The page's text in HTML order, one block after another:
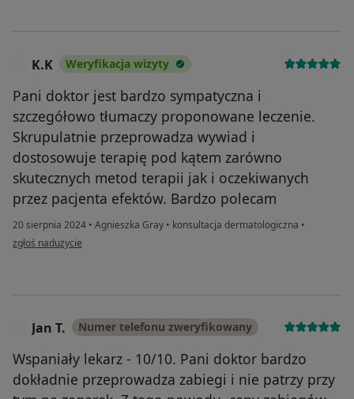
K.K Weryfikacja wizyty
Pani doktor jest bardzo sympatyczna i
szczegółowo tłumaczy proponowane leczenie.
Skrupulatnie przeprowadza wywiad i
dostosowuje terapię pod kątem zarówno
skutecznych metod terapii jak i oczekiwanych
przez pacjenta efektów. Bardzo polecam
20 sierpnia 2024 • Agnieszka Gray • konsultacja dermatologiczna •
w opinii użytkownika K.K
zgłoś nadużycie
Jan T. Numer telefonu zweryfikowany
Wspaniały lekarz - 10/10. Pani doktor bardzo
dokładnie przeprowadza zabiegi i nie patrzy przy